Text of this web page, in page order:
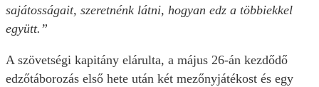
sajátosságait, szeretnénk látni, hogyan edz a többiekkel
együtt.”
A szövetségi kapitány elárulta, a május 26-án kezdődő
edzőtáborozás első hete után két mezőnyjátékost és egy